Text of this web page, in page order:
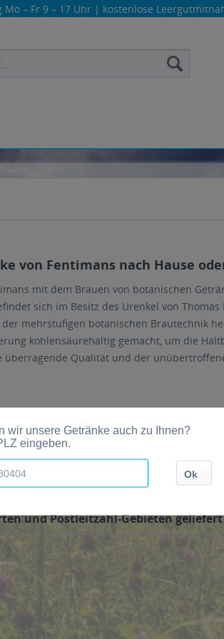
Mo – Fr 9 – 17 Uhr | kostenlose
von Fentimans nach Hause
mit dem Brauen von botanischen
sich im Besitz des Urenkel von
mehrstufigen botanischen Brautechnik
kohlensäurehaltig gemacht, um die
Qualität und der
und Postleitzahl-Gebieten geliefert